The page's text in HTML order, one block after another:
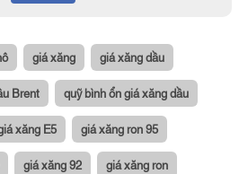
giá xăng giá xăng dầu
Brent quỹ bình ổn giá xăng dầu
xăng E5 giá xăng ron 95
giá xăng 92 giá xăng ron